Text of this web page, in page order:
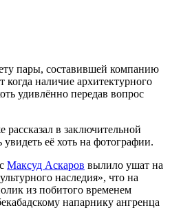
пары, составившей компанию
наличие архитектурного
удивлённо передав вопрос
в заключительной
её хоть на фотографии.
Максуд Аскаров вылило ушат на
наследия», что на
из побитого временем
напарнику ангренца